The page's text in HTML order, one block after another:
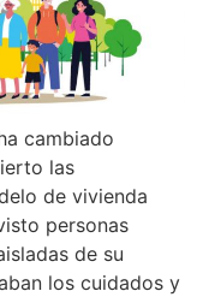
cambiado
las
de vivienda
personas
de su
los cuidados y